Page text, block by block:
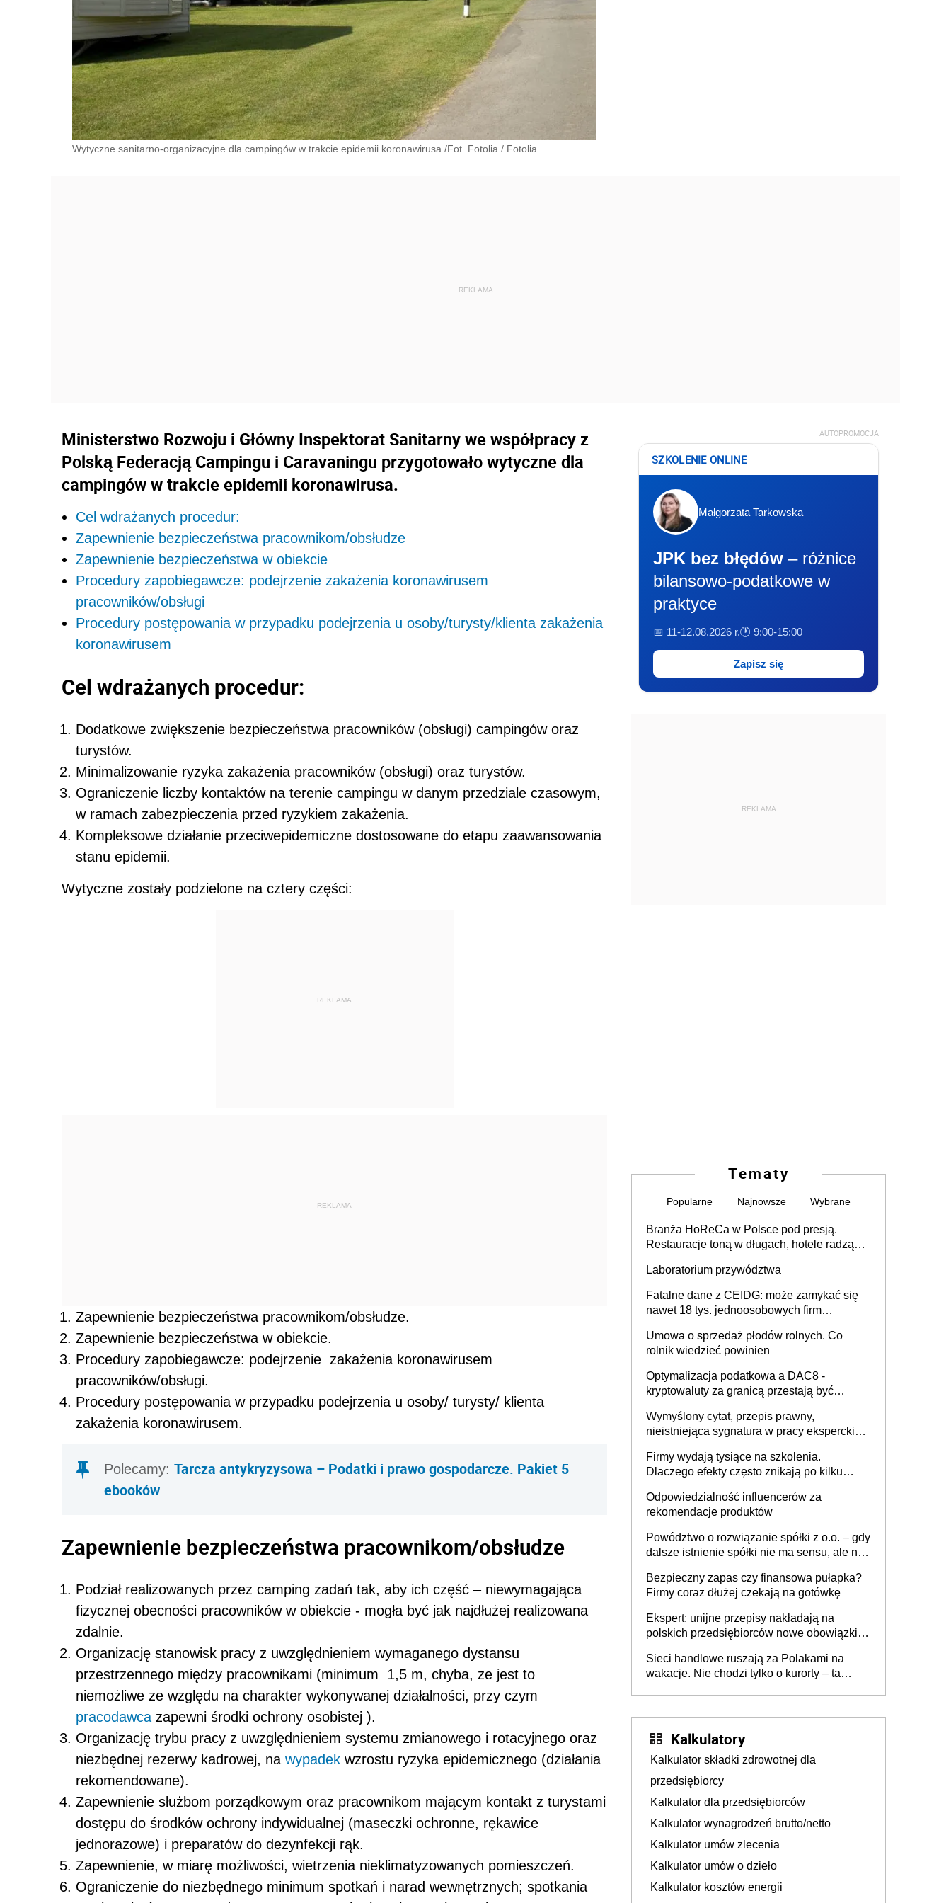
Wytyczne sanitarno-organizacyjne dla campingów w trakcie epidemii koronawirusa /Fot. Fotolia / Fotolia
Ministerstwo Rozwoju i Główny Inspektorat Sanitarny we współpracy z
Polską Federacją Campingu i Caravaningu przygotowało wytyczne dla
campingów w trakcie epidemii koronawirusa.
Cel wdrażanych procedur:
Zapewnienie bezpieczeństwa pracownikom/obsłudze
Zapewnienie bezpieczeństwa w obiekcie
Procedury zapobiegawcze: podejrzenie zakażenia koronawirusem
pracowników/obsługi
Procedury postępowania w przypadku podejrzenia u osoby/turysty/klienta zakażenia
koronawirusem
Cel wdrażanych procedur:
Dodatkowe zwiększenie bezpieczeństwa pracowników (obsługi) campingów oraz
turystów.
Minimalizowanie ryzyka zakażenia pracowników (obsługi) oraz turystów.
Ograniczenie liczby kontaktów na terenie campingu w danym przedziale czasowym,
w ramach zabezpieczenia przed ryzykiem zakażenia.
Kompleksowe działanie przeciwepidemiczne dostosowane do etapu zaawansowania
stanu epidemii.
Wytyczne zostały podzielone na cztery części:
REKLAMA
REKLAMA
Zapewnienie bezpieczeństwa pracownikom/obsłudze.
Zapewnienie bezpieczeństwa w obiekcie.
Procedury zapobiegawcze: podejrzenie zakażenia koronawirusem
pracowników/obsługi.
Procedury postępowania w przypadku podejrzenia u osoby/ turysty/ klienta
zakażenia koronawirusem.
Polecamy: Tarcza antykryzysowa – Podatki i prawo gospodarcze. Pakiet 5
ebooków
Zapewnienie bezpieczeństwa pracownikom/obsłudze
Podział realizowanych przez camping zadań tak, aby ich część – niewymagająca
fizycznej obecności pracowników w obiekcie - mogła być jak najdłużej realizowana
zdalnie.
Organizację stanowisk pracy z uwzględnieniem wymaganego dystansu
przestrzennego między pracownikami (minimum 1,5 m, chyba, ze jest to
niemożliwe ze względu na charakter wykonywanej działalności, przy czym
pracodawca zapewni środki ochrony osobistej ).
Organizację trybu pracy z uwzględnieniem systemu zmianowego i rotacyjnego oraz
niezbędnej rezerwy kadrowej, na wypadek wzrostu ryzyka epidemicznego (działania
rekomendowane).
Zapewnienie służbom porządkowym oraz pracownikom mającym kontakt z turystami
dostępu do środków ochrony indywidualnej (maseczki ochronne, rękawice
jednorazowe) i preparatów do dezynfekcji rąk.
Zapewnienie, w miarę możliwości, wietrzenia nieklimatyzowanych pomieszczeń.
Ograniczenie do niezbędnego minimum spotkań i narad wewnętrznych; spotkania
AUTOPROMOCJA
SZKOLENIE ONLINE
Małgorzata Tarkowska
JPK bez błędów – różnice
bilansowo-podatkowe w
praktyce
📅 11-12.08.2026 r.🕐 9:00-15:00
Zapisz się
REKLAMA
Tematy
Popularne Najnowsze Wybrane
Branża HoReCa w Polsce pod presją.
Restauracje toną w długach, hotele radzą
Laboratorium przywództwa
Fatalne dane z CEIDG: może zamykać się
nawet 18 tys. jednoosobowych firm
Umowa o sprzedaż płodów rolnych. Co
rolnik wiedzieć powinien
Optymalizacja podatkowa a DAC8 -
kryptowaluty za granicą przestają być
Wymyślony cytat, przepis prawny,
nieistniejąca sygnatura w pracy eksperckiej -
firmie
Firmy wydają tysiące na szkolenia.
Dlaczego efekty często znikają po kilku
Odpowiedzialność influencerów za
rekomendacje produktów
Powództwo o rozwiązanie spółki z o.o. – gdy
dalsze istnienie spółki nie ma sensu, ale nie
Bezpieczny zapas czy finansowa pułapka?
Firmy coraz dłużej czekają na gotówkę
Ekspert: unijne przepisy nakładają na
polskich przedsiębiorców nowe obowiązki w
Sieci handlowe ruszają za Polakami na
wakacje. Nie chodzi tylko o kurorty – ta
Kalkulatory
Kalkulator składki zdrowotnej dla
przedsiębiorcy
Kalkulator dla przedsiębiorców
Kalkulator wynagrodzeń brutto/netto
Kalkulator umów zlecenia
Kalkulator umów o dzieło
Kalkulator kosztów energii